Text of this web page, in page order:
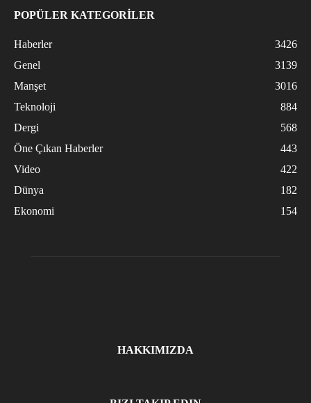
POPÜLER KATEGORİLER
Haberler
3426
Genel
3139
Manşet
3016
Teknoloji
884
Dergi
568
Öne Çıkan Haberler
443
Video
422
Dünya
182
Ekonomi
154
HAKKIMIZDA